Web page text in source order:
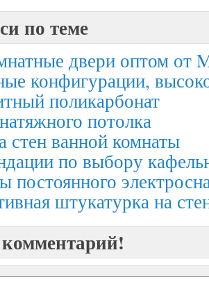
по теме
двери оптом от
конфигурации,
поликарбонат
потолка
стен ванной комнаты
по выбору
постоянного
штукатурка на